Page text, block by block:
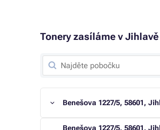
Tonery zasíláme v
Benešova 1227/5, 58601,
Benešova 1227/5, 58601,